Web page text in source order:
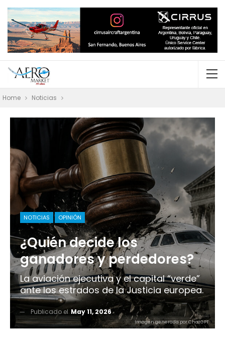
Home Noticias
NOTICIAS OPINIÓN
¿Quién decide los
ganadores y perdedores?
La aviación ejecutiva y el capital “verde”
ante los estrados de la Justicia europea.
Publicado el May 11, 2026
Imagen generada por ChatGPT.